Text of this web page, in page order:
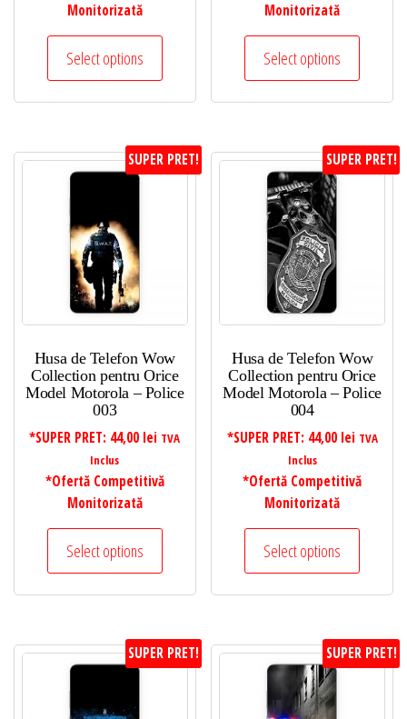
Monitorizată
Select options
Monitorizată
Select options
SUPER PRET!
Husa de Telefon Wow
Collection pentru Orice
Model Motorola – Police
003
*SUPER PRET: 44,00 lei TVA
Inclus
*Ofertă Competitivă
Monitorizată
Select options
SUPER PRET!
Husa de Telefon Wow
Collection pentru Orice
Model Motorola – Police
004
*SUPER PRET: 44,00 lei TVA
Inclus
*Ofertă Competitivă
Monitorizată
Select options
SUPER PRET! SUPER PRET!